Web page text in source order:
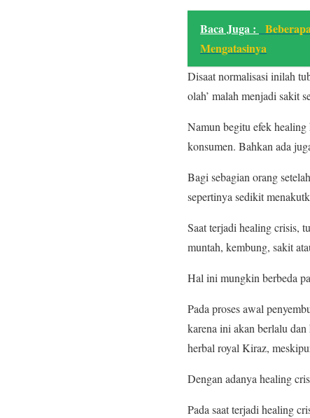
Baca Juga :
Mengatasinya
Disaat normalisasi inilah
olah’ malah menjadi sakit
Namun begitu efek
konsumen. Bahkan ada
Bagi sebagian orang
sepertinya sedikit
Saat terjadi healing crisis,
muntah, kembung, sakit
Hal ini mungkin berbeda
Pada proses awal
karena ini akan berlalu
herbal royal Kiraz,
Dengan adanya healing
Pada saat terjadi healing